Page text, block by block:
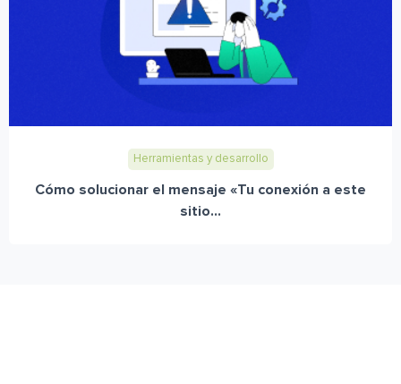
Herramientas y desarrollo
Cómo solucionar el mensaje «Tu conexión a este
sitio...